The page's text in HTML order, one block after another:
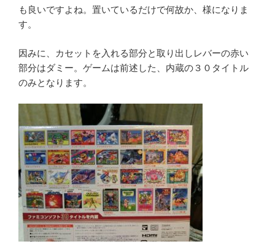
も良いですよね。置いているだけで何故か、様になりま
す。
因みに、カセットを入れる部分と取り出しレバーの赤い
部分はダミー。ゲームは前述した、内蔵の３０タイトル
のみとなります。